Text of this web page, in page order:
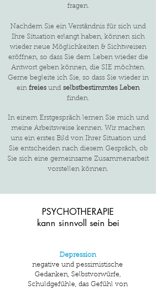
fragen.
Nachdem Sie ein Verständnis für sich und
Ihre Situation erlangt haben, können sich
wieder neue Möglichkeiten & Sichtweisen
eröffnen, so dass Sie dem Leben wieder die
Antwort geben können, die SIE möchten.
Gerne begleite ich Sie, so dass Sie wieder in
ein freies und selbstbestimmtes Leben
finden.
In einem Erstgespräch lernen Sie mich und
meine Arbeitsweise kennen. Wir machen
uns ein erstes Bild von Ihrer Situation und
Sie entscheiden nach diesem Gespräch, ob
Sie sich eine gemeinsame Zusammenarbeit
vorstellen können.
PSYCHOTHERAPIE
kann sinnvoll sein bei
Depression
negative und pessimistische
Gedanken, Selbstvorwürfe,
Schuldgefühle, das Gefühl von